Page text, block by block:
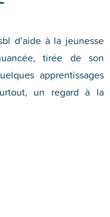
d’aide à la jeunesse
tirée de son
apprentissages
un regard à la